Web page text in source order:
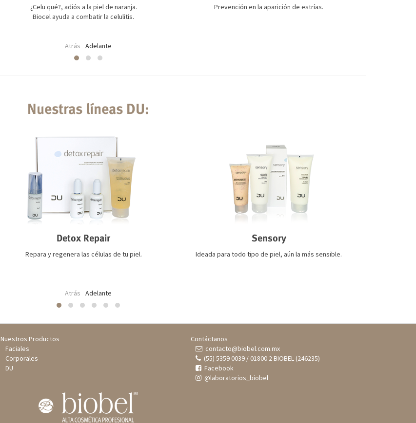
¿Celu qué?, adiós a la piel de naranja.
Biocel ayuda a combatir la celulitis.
Prevención en la aparición de estrías.
Atrás Adelante
Nuestras líneas DU:
Detox Repair
Repara y regenera las células de tu piel.
Sensory
Ideada para todo tipo de piel, aún la más sensible.
Atrás Adelante
Nuestros Productos
Faciales
Corporales
DU
Contáctanos
contacto@biobel.com.mx
(55) 5359 0039 / 01800 2 BIOBEL (246235)
Facebook
@laboratorios_biobel